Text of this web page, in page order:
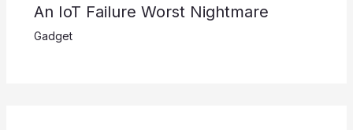
An IoT Failure Worst Nightmare
Gadget